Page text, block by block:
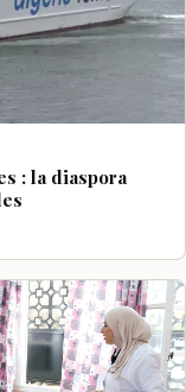
: la diaspora